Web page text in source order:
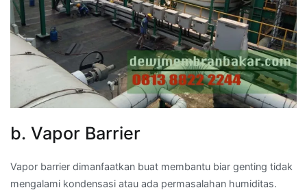
b. Vapor Barrier
Vapor barrier dimanfaatkan buat membantu biar genting tidak
mengalami kondensasi atau ada permasalahan humiditas.